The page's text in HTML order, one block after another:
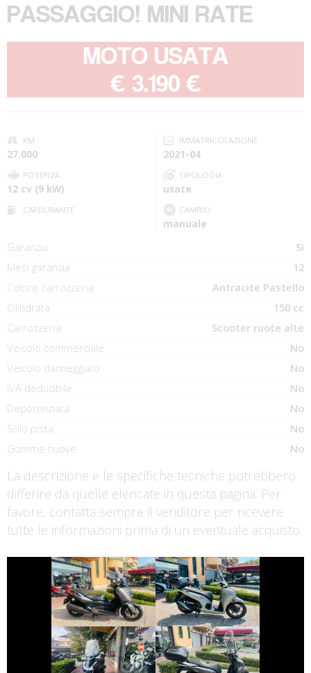
PASSAGGIO! MINI RATE
MOTO USATA
€ 3.190 €
KM
27.000
IMMATRICOLAZIONE
2021-04
POTENZA
12 cv (9 kW)
TIPOLOGIA
usate
CARBURANTE CAMBIO
manuale
Garanzia
Sì
Mesi garanzia
12
Colore carrozzeria
Antracite Pastello
Cilindrata
150 cc
Carrozzeria
Scooter ruote alte
Veicolo commerciale
No
Veicolo danneggiato
No
IVA deducibile
No
Depotenziata
No
Solo pista
No
Gomme nuove
No
La descrizione e le specifiche tecniche potrebbero
differire da quelle elencate in questa pagina. Per
favore, contatta sempre il venditore per ricevere
tutte le informazioni prima di un eventuale acquisto.
YAMAHA XMAX HONDA SH
HONDA SH
€ 3.390 €
HONDA SH
€ 3.290 €